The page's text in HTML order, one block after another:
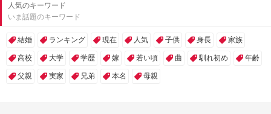
人気のキーワード
いま話題のキーワード
結婚 ランキング 現在 人気 子供 身長 家族
高校 大学 学歴 嫁 若い頃 曲 馴れ初め 年齢
父親 実家 兄弟 本名 母親